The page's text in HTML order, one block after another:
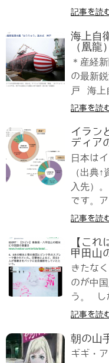
記事を読
海上自
（凰龍
＊産経
の最新
戸 海上
記事を読
イラン
ディア
日本は
（出典
入先）
です。ア
記事を読
【こ
甲田山
きたな
のが中
う。 し
記事を読
朝の山
ギギ・